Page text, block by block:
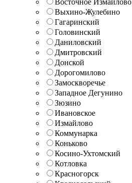
Выхино-Жулебино
Гагаринский
Головинский
Даниловский
Дмитровский
Донской
Дорогомилово
Замоскворечье
Западное Дегунино
Зюзино
Ивановское
Измайлово
Коммунарка
Коньково
Косино-Ухтомский
Котловка
Красногорск